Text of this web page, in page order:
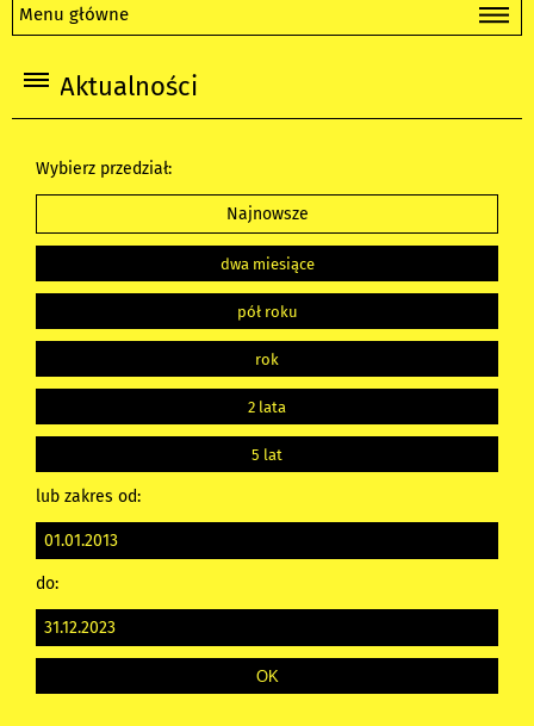
Menu główne
Aktualności
Wybierz przedział:
Najnowsze
dwa miesiące
pół roku
rok
2 lata
5 lat
lub zakres od:
do: